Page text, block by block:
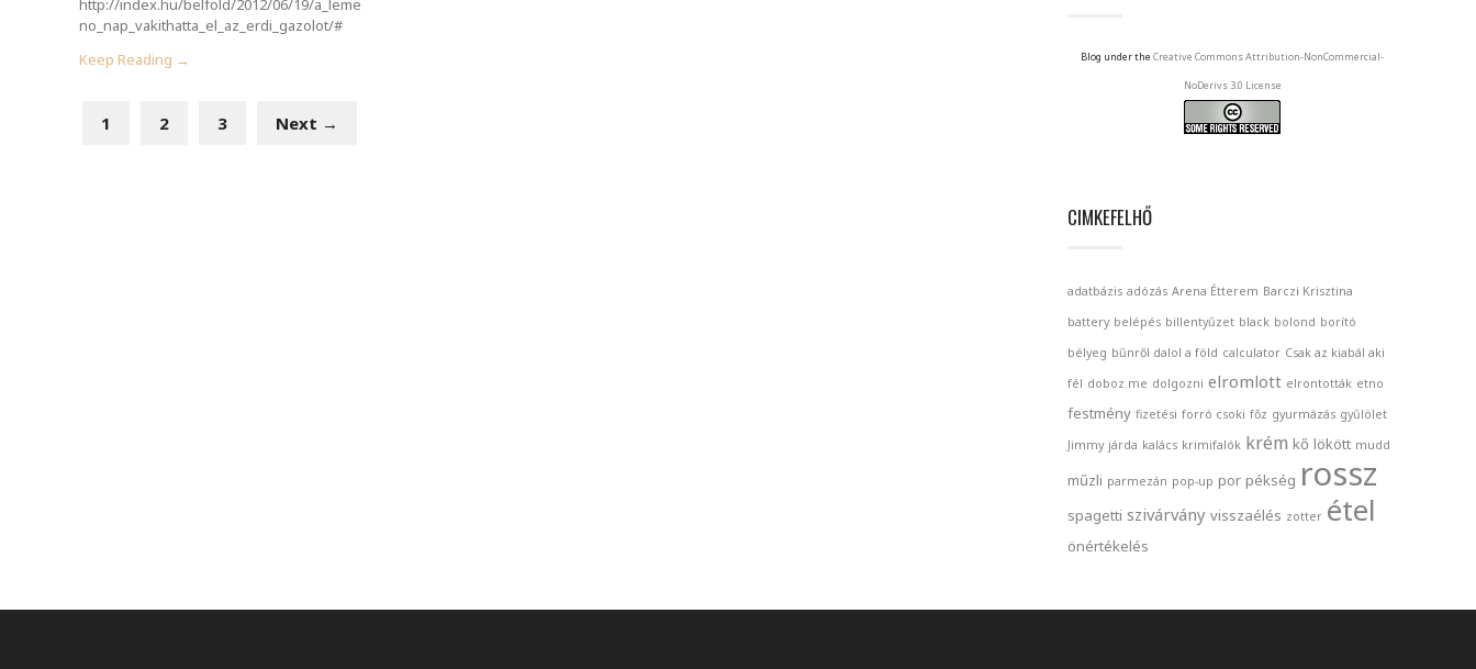
http://index.hu/belfold/2012/06/19/a_leme
no_nap_vakithatta_el_az_erdi_gazolot/#
Keep Reading →
1 2 3 Next →
Blog under the Creative Commons Attribution-NonCommercial-
NoDerivs 3.0 License
CIMKEFELHŐ
adatbázis adózás Arena Étterem Barczi Krisztina
battery belépés billentyűzet black bolond borító
bélyeg bűnről dalol a föld calculator Csak az kiabál aki
fél doboz.me dolgozni elromlott elrontották etno
festmény fizetési forró csoki főz gyurmázás gyűlölet
Jimmy járda kalács krimifalók krém kő lökött mudd
műzli parmezán pop-up por pékség rossz
spagetti szivárvány visszaélés zotter étel
önértékelés